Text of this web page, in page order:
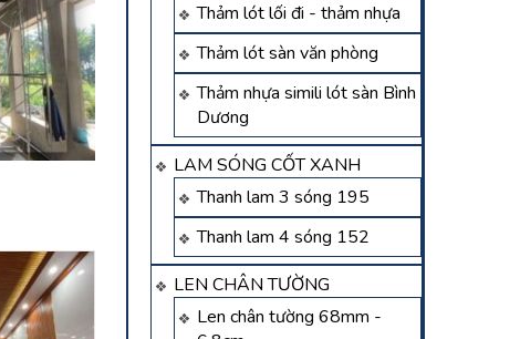
Thảm lót lối đi - thảm nhựa
Thảm lót sàn văn phòng
Thảm nhựa simili lót sàn Bình
Dương
LAM SÓNG CỐT XANH
Thanh lam 3 sóng 195
Thanh lam 4 sóng 152
LEN CHÂN TƯỜNG
Len chân tường 68mm -